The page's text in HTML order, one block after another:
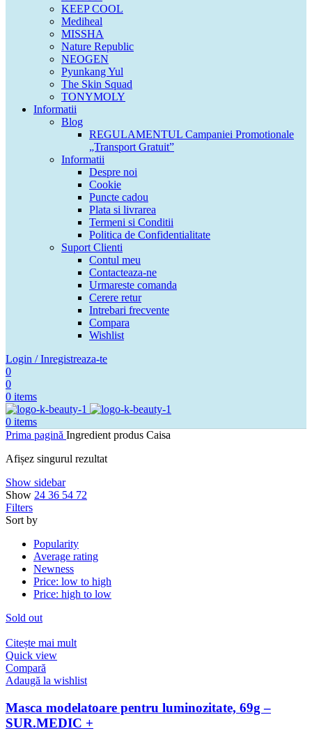
KEEP COOL
Mediheal
MISSHA
Nature Republic
NEOGEN
Pyunkang Yul
The Skin Squad
TONYMOLY
Informatii
Blog
REGULAMENTUL Campaniei Promotionale
„Transport Gratuit”
Informatii
Despre noi
Cookie
Puncte cadou
Plata si livrarea
Termeni si Conditii
Politica de Confidentialitate
Suport Clienti
Contul meu
Contacteaza-ne
Urmareste comanda
Cerere retur
Intrebari frecvente
Compara
Wishlist
Login / Inregistreaza-te
0
0
0 items
0 items
Prima pagină Ingredient produs Caisa
Afișez singurul rezultat
Show sidebar
Show 24 36 54 72
Filters
Sort by
Popularity
Average rating
Newness
Price: low to high
Price: high to low
Sold out
Citește mai mult
Quick view
Compară
Adaugă la wishlist
Masca modelatoare pentru luminozitate, 69g –
SUR.MEDIC +